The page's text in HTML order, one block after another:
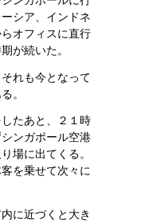
シア、インドネ
オフィスに直行
が続いた。
れも今となって
。
たあと、２１時
ンガポール空港
場に出てくる。
を乗せて次々に
に近づくと大き